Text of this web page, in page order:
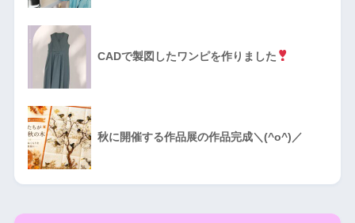
CADで製図したワンピを作りました
秋に開催する作品展の作品完成＼(^o^)／